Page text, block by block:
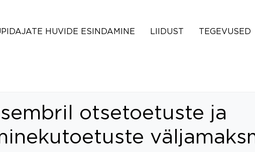
HUVIDE ESINDAMINE LIIDUST TEGEVUSED
otsetoetuste ja